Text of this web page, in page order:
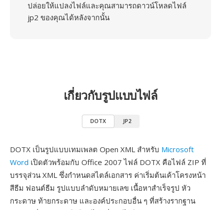
ปล่อยให้แปลงไฟล์และคุณสามารถดาวน์โหลดไฟล์
jp2 ของคุณได้หลังจากนั้น
เกี่ยวกับรูปแบบไฟล์
DOTX JP2
DOTX เป็นรูปแบบเทมเพลต Open XML สำหรับ Microsoft
Word เปิดตัวพร้อมกับ Office 2007 ไฟล์ DOTX คือไฟล์ ZIP ที่
บรรจุส่วน XML ซึ่งกำหนดสไตล์เอกสาร ค่าเริ่มต้นเค้าโครงหน้า
สีธีม ฟอนต์ธีม รูปแบบลำดับหมายเลข เนื้อหาสำเร็จรูป หัว
กระดาษ ท้ายกระดาษ และองค์ประกอบอื่น ๆ ที่สร้างรากฐาน